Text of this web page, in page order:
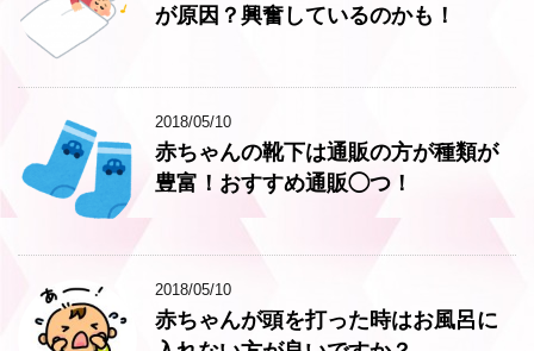
が原因？興奮しているのかも！
2018/05/10
赤ちゃんの靴下は通販の方が種類が
豊富！おすすめ通販◯つ！
2018/05/10
赤ちゃんが頭を打った時はお風呂に